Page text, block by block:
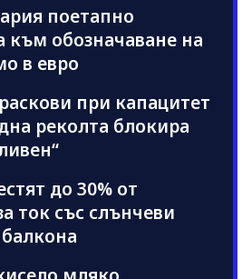
поетапно
към обозначаване на
в евро
при капацитет
реколта блокира
до 30% от
ток със слънчеви